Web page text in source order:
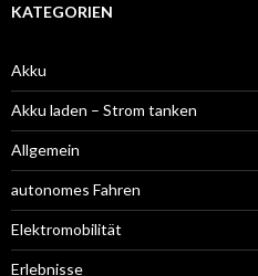
KATEGORIEN
Akku
Akku laden – Strom tanken
Allgemein
autonomes Fahren
Elektromobilität
Erlebnisse